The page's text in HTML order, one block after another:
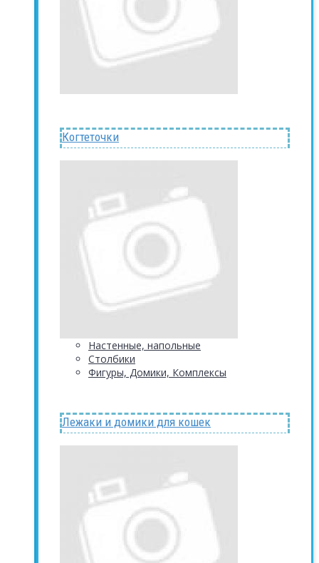
Когтеточки
Настенные, напольные
Столбики
Фигуры, Домики, Комплексы
Лежаки и домики для кошек